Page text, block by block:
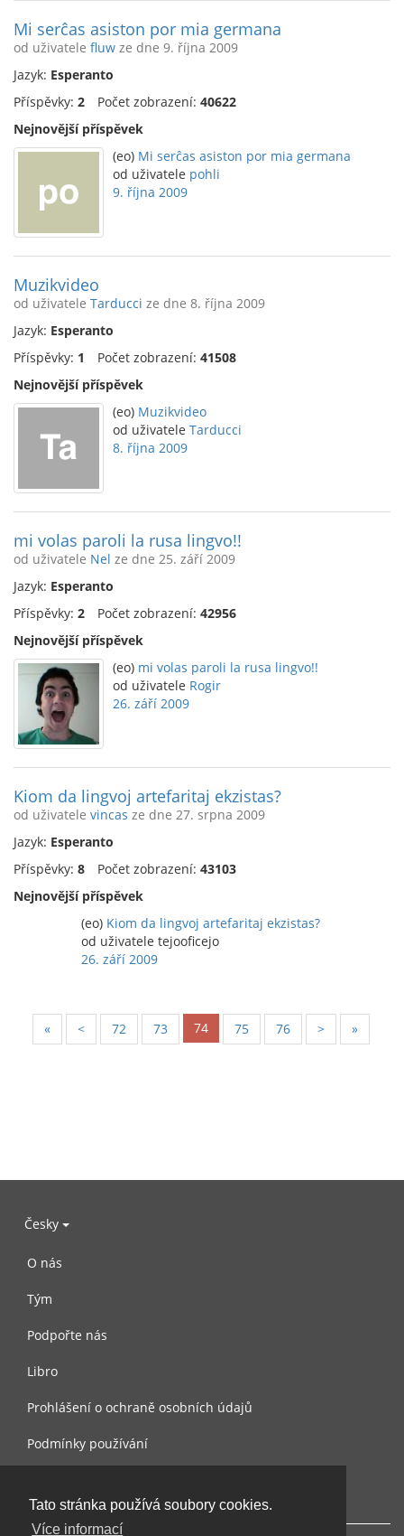
Tato stránka používá soubory cookies.
Více informací
Mi serĉas asiston por mia germana
od uživatele fluw ze dne 9. října 2009
Jazyk: Esperanto
Příspěvky: 2 Počet zobrazení: 40622
Nejnovější příspěvek
(eo) Mi serĉas asiston por mia germana
od uživatele pohli
9. října 2009
Muzikvideo
od uživatele Tarducci ze dne 8. října 2009
Jazyk: Esperanto
Příspěvky: 1 Počet zobrazení: 41508
Nejnovější příspěvek
(eo) Muzikvideo
od uživatele Tarducci
8. října 2009
mi volas paroli la rusa lingvo!!
od uživatele Nel ze dne 25. září 2009
Jazyk: Esperanto
Příspěvky: 2 Počet zobrazení: 42956
Nejnovější příspěvek
(eo) mi volas paroli la rusa lingvo!!
od uživatele Rogir
26. září 2009
Kiom da lingvoj artefaritaj ekzistas?
od uživatele vincas ze dne 27. srpna 2009
Jazyk: Esperanto
Příspěvky: 8 Počet zobrazení: 43103
Nejnovější příspěvek
(eo) Kiom da lingvoj artefaritaj ekzistas?
od uživatele tejooficejo
26. září 2009
« < 72 73 74 75 76 > »
Česky
O nás
Tým
Podpořte nás
Libro
Prohlášení o ochraně osobních údajů
Podmínky používání